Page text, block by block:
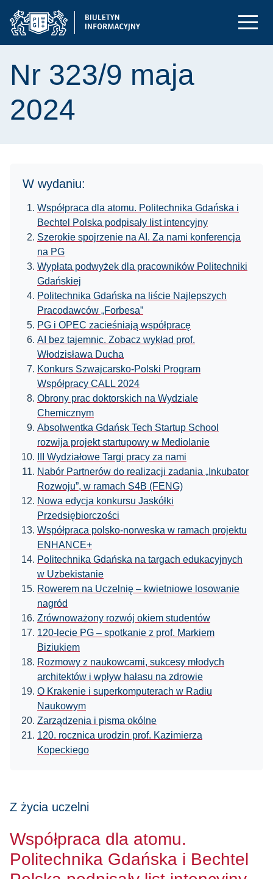
Nr 323/9 maja
2024
W wydaniu:
Współpraca dla atomu. Politechnika Gdańska i
Bechtel Polska podpisały list intencyjny
Szerokie spojrzenie na AI. Za nami konferencja
na PG
Wypłata podwyżek dla pracowników Politechniki
Gdańskiej
Politechnika Gdańska na liście Najlepszych
Pracodawców „Forbesa”
PG i OPEC zacieśniają współpracę
AI bez tajemnic. Zobacz wykład prof.
Włodzisława Ducha
Konkurs Szwajcarsko-Polski Program
Współpracy CALL 2024
Obrony prac doktorskich na Wydziale
Chemicznym
Absolwentka Gdańsk Tech Startup School
rozwija projekt startupowy w Mediolanie
III Wydziałowe Targi pracy za nami
Nabór Partnerów do realizacji zadania „Inkubator
Rozwoju”, w ramach S4B (FENG)
Nowa edycja konkursu Jaskółki
Przedsiębiorczości
Współpraca polsko-norweska w ramach projektu
ENHANCE+
Politechnika Gdańska na targach edukacyjnych
w Uzbekistanie
Rowerem na Uczelnię – kwietniowe losowanie
nagród
Zrównoważony rozwój okiem studentów
120-lecie PG – spotkanie z prof. Markiem
Biziukiem
Rozmowy z naukowcami, sukcesy młodych
architektów i wpływ hałasu na zdrowie
O Krakenie i superkomputerach w Radiu
Naukowym
Zarządzenia i pisma okólne
120. rocznica urodzin prof. Kazimierza
Kopeckiego
Z życia uczelni
Współpraca dla atomu.
Politechnika Gdańska i Bechtel